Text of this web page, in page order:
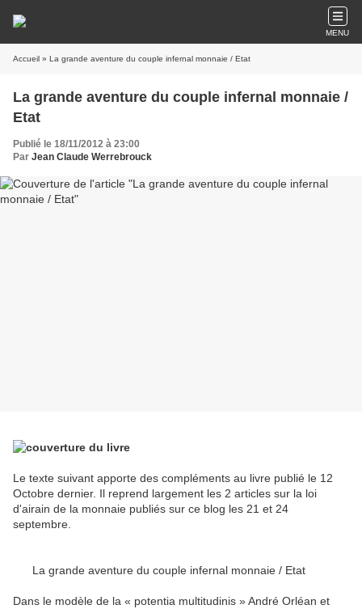
MENU
Accueil » La grande aventure du couple infernal monnaie / Etat
La grande aventure du couple infernal monnaie /
Etat
Publié le 18/11/2012 à 23:00
Par Jean Claude Werrebrouck
Le texte suivant apporte des compléments au livre publié le 12
Octobre dernier. Il reprend largement les 2 articles sur la loi
d'airain de la monnaie publiés sur ce blog les 21 et 24
septembre.
La grande aventure du couple infernal monnaie / Etat
Dans le modèle de la « potentia multitudinis » André Orléan et